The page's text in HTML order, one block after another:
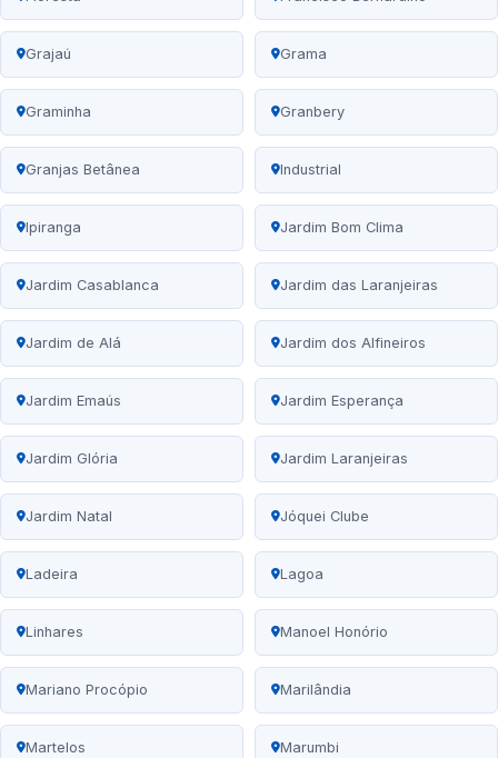
Grajaú Grama
Graminha Granbery
Granjas Betânea Industrial
Ipiranga Jardim Bom Clima
Jardim Casablanca Jardim das Laranjeiras
Jardim de Alá Jardim dos Alfineiros
Jardim Emaús Jardim Esperança
Jardim Glória Jardim Laranjeiras
Jardim Natal Jóquei Clube
Ladeira Lagoa
Linhares Manoel Honório
Mariano Procópio Marilândia
Martelos Marumbi